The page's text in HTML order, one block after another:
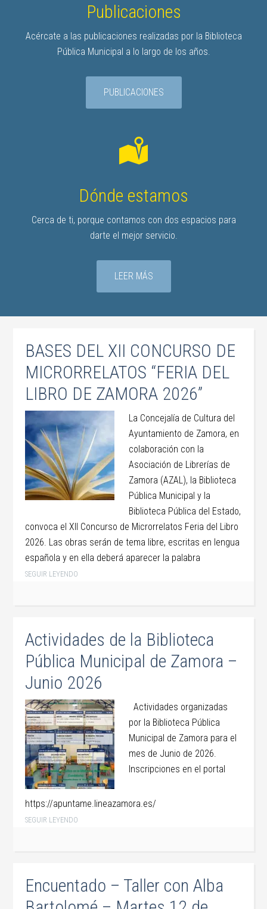
Publicaciones
Acércate a las publicaciones realizadas por la Biblioteca
Pública Municipal a lo largo de los años.
PUBLICACIONES
Dónde estamos
Cerca de ti, porque contamos con dos espacios para
darte el mejor servicio.
LEER MÁS
BASES DEL XII CONCURSO DE
MICRORRELATOS “FERIA DEL
LIBRO DE ZAMORA 2026”
La Concejalía de Cultura del
Ayuntamiento de Zamora, en
colaboración con la
Asociación de Librerías de
Zamora (AZAL), la Biblioteca
Pública Municipal y la
Biblioteca Pública del Estado,
convoca el XII Concurso de Microrrelatos Feria del Libro
2026. Las obras serán de tema libre, escritas en lengua
española y en ella deberá aparecer la palabra
SEGUIR LEYENDO
Actividades de la Biblioteca
Pública Municipal de Zamora –
Junio 2026
Actividades organizadas
por la Biblioteca Pública
Municipal de Zamora para el
mes de Junio de 2026.
Inscripciones en el portal
https://apuntame.lineazamora.es/
SEGUIR LEYENDO
Encuentado – Taller con Alba